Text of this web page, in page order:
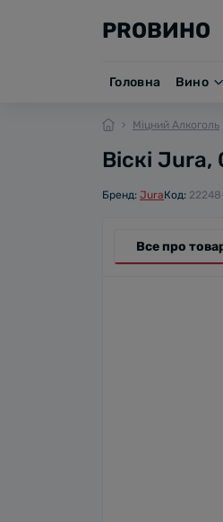
PROВИНО
Головна Вино
Міцний Алкоголь
Віскі
Бренд: JuraКод:
Все про